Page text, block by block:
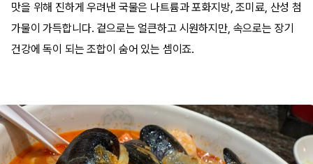
맛을 위해 진하게 우려낸 국물은 나트륨과 포화지방, 조미료, 산성 첨
가물이 가득합니다. 겉으로는 얼큰하고 시원하지만, 속으로는 장기
건강에 독이 되는 조합이 숨어 있는 셈이죠.